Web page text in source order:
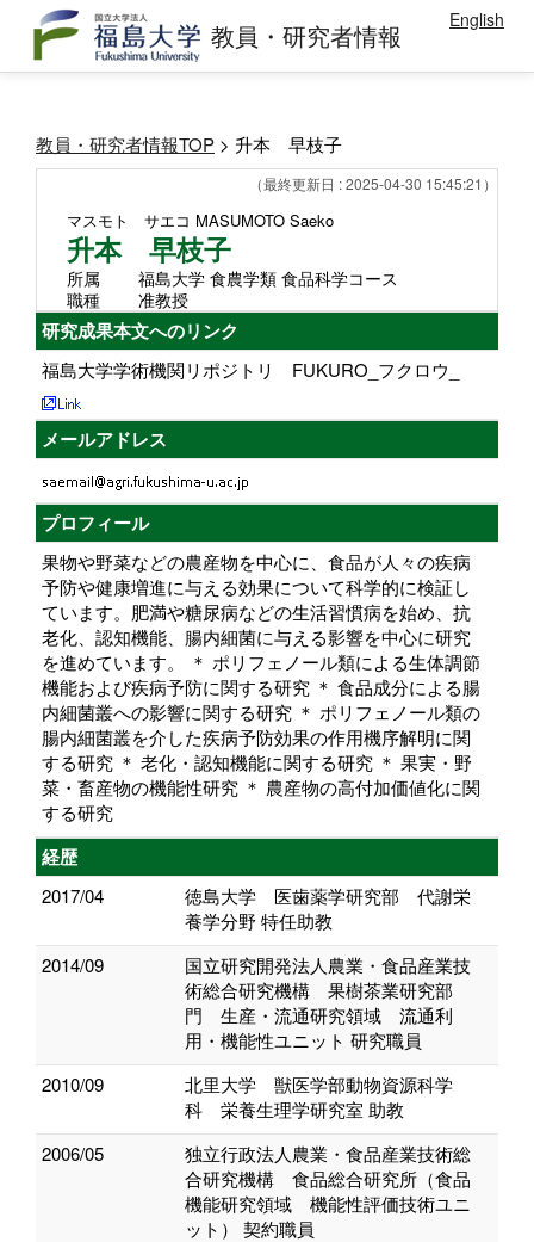
教員・研究者情報 English
教員・研究者情報TOP > 升本 早枝子
（最終更新日 : 2025-04-30 15:45:21）
マスモト サエコ MASUMOTO Saeko
升本 早枝子
所属
福島大学 食農学類 食品科学コース
職種
准教授
研究成果本文へのリンク
福島大学学術機関リポジトリ FUKURO_フクロウ_
メールアドレス
プロフィール
果物や野菜などの農産物を中心に、食品が人々の疾病
予防や健康増進に与える効果について科学的に検証し
ています。肥満や糖尿病などの生活習慣病を始め、抗
老化、認知機能、腸内細菌に与える影響を中心に研究
を進めています。 ＊ ポリフェノール類による生体調節
機能および疾病予防に関する研究 ＊ 食品成分による腸
内細菌叢への影響に関する研究 ＊ ポリフェノール類の
腸内細菌叢を介した疾病予防効果の作用機序解明に関
する研究 ＊ 老化・認知機能に関する研究 ＊ 果実・野
菜・畜産物の機能性研究 ＊ 農産物の高付加価値化に関
する研究
経歴
2017/04
徳島大学 医歯薬学研究部 代謝栄
養学分野 特任助教
2014/09
国立研究開発法人農業・食品産業技
術総合研究機構 果樹茶業研究部
門 生産・流通研究領域 流通利
用・機能性ユニット 研究職員
2010/09
北里大学 獣医学部動物資源科学
科 栄養生理学研究室 助教
2006/05
独立行政法人農業・食品産業技術総
合研究機構 食品総合研究所（食品
機能研究領域 機能性評価技術ユニ
ット） 契約職員